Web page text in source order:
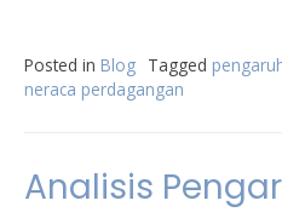
Posted in Blog Tagged
neraca perdagangan
Analisis